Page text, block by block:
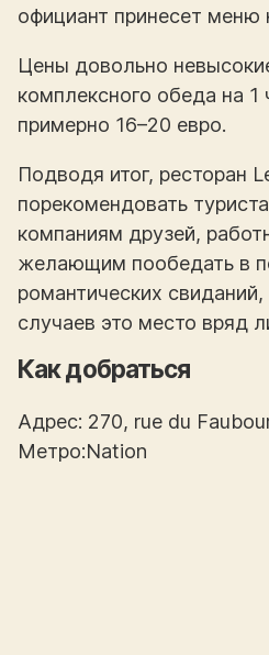
официант принесет меню
Цены довольно
комплексного обеда на 1
примерно 16–20 евро.
Подводя итог, ресторан
порекомендовать
компаниям друзей,
желающим пообедать в
романтических
случаев это место вряд
Как добраться
Адрес: 270, rue du
Метро:Nation